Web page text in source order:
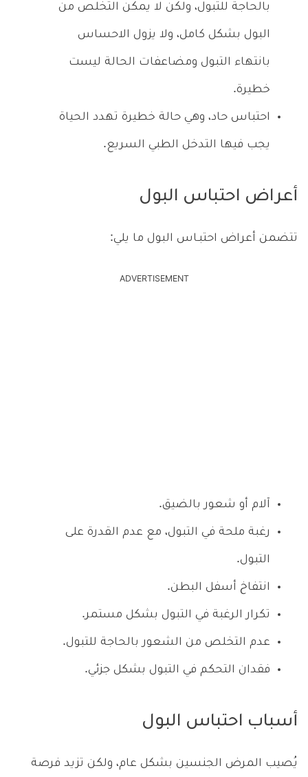
بالحاجة للتبول، ولكن لا يمكن التخلص من
البول بشكل كامل، ولا يزول الاحساس
بانتهاء التبول ومضاعفات الحالة ليست
خطيرة.
احتباس حاد، وهي حالة خطيرة تهدد الحياة
يجب فيها التدخل الطبي السريع.
أعراض احتباس البول
تتضمن أعراض احتبـاس البول ما يلي:
ADVERTISEMENT
آلام أو شعور بالضيق.
رغبة ملحة في التبول، مع عدم القدرة على
التبول.
انتفاخ أسفل البطن.
تكرار الرغبة في التبول بشكل مستمر.
عدم التخلص من الشعور بالحاجة للتبول.
فقدان التحكم في التبول بشكل جزئي.
أسباب احتباس البول
يُصيب المرض الجنسين بشكل عام، ولكن تزيد فرصة